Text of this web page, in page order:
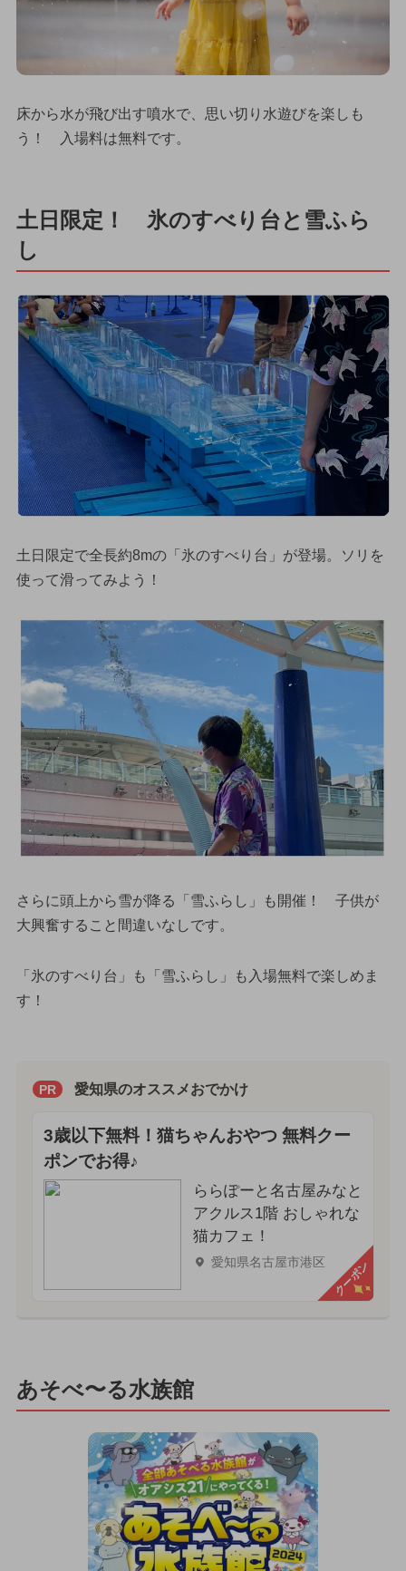
床から水が飛び出す噴水で、思い切り水遊びを楽しも
う！ 入場料は無料です。
土日限定！ 氷のすべり台と雪ふら
し
土日限定で全長約8mの「氷のすべり台」が登場。ソリを
使って滑ってみよう！
さらに頭上から雪が降る「雪ふらし」も開催！ 子供が
大興奮すること間違いなしです。
「氷のすべり台」も「雪ふらし」も入場無料で楽しめま
す！
PR 愛知県のオススメおでかけ
3歳以下無料！猫ちゃんおやつ 無料クー
ポンでお得♪
ららぽーと名古屋みなと
アクルス1階 おしゃれな
猫カフェ！
愛知県名古屋市港区 クーポン
あそべ〜る水族館